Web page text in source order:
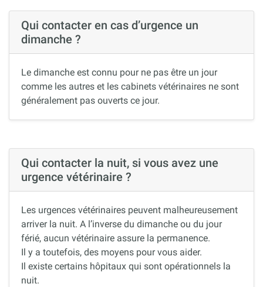
Qui contacter en cas d’urgence un
dimanche ?
Le dimanche est connu pour ne pas être un jour
comme les autres et les cabinets vétérinaires ne sont
généralement pas ouverts ce jour.
Qui contacter la nuit, si vous avez une
urgence vétérinaire ?
Les urgences vétérinaires peuvent malheureusement
arriver la nuit. A l’inverse du dimanche ou du jour
férié, aucun vétérinaire assure la permanence.
Il y a toutefois, des moyens pour vous aider.
Il existe certains hôpitaux qui sont opérationnels la
nuit.